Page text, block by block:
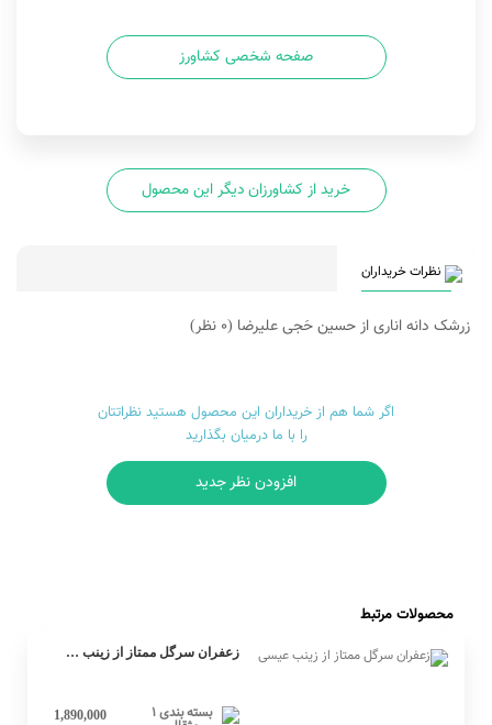
صفحه شخصی کشاورز
خرید از کشاورزان دیگر این محصول
نظرات خریداران
زرشک دانه اناری از حسین حَجی علیرضا (0 نظر)
اگر شما هم از خریداران این محصول هستید نظراتتان
را با ما درمیان بگذارید
افزودن نظر جدید
محصولات مرتبط
زعفران سرگل ممتاز از زینب عیسی
1,890,000